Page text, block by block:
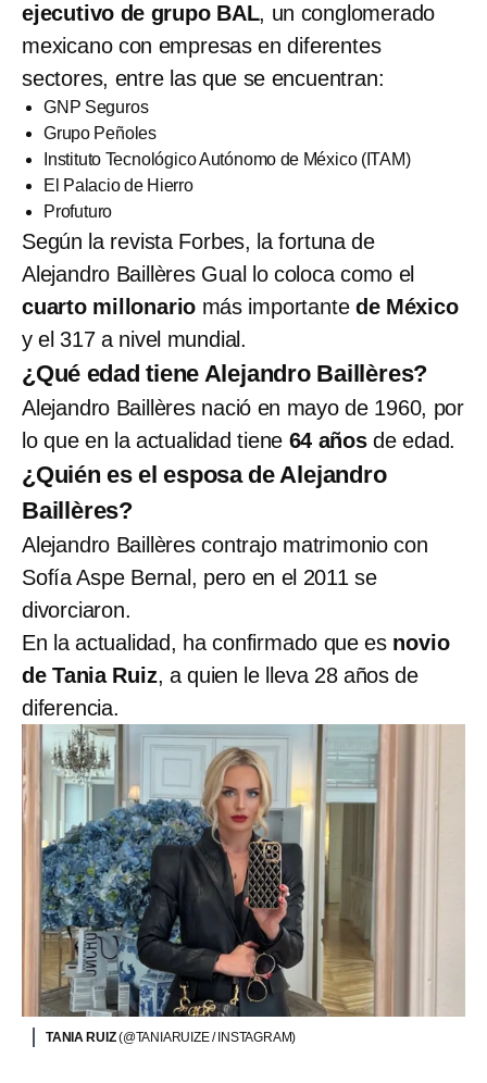
ejecutivo de grupo BAL, un conglomerado
mexicano con empresas en diferentes
sectores, entre las que se encuentran:
GNP Seguros
Grupo Peñoles
Instituto Tecnológico Autónomo de México (ITAM)
El Palacio de Hierro
Profuturo
Según la revista Forbes, la fortuna de
Alejandro Baillères Gual lo coloca como el
cuarto millonario más importante de México
y el 317 a nivel mundial.
¿Qué edad tiene Alejandro Baillères?
Alejandro Baillères nació en mayo de 1960, por
lo que en la actualidad tiene 64 añosde edad.
¿Quién es el esposa de Alejandro
Baillères?
Alejandro Baillères contrajo matrimonio con
Sofía Aspe Bernal, pero en el 2011 se
divorciaron.
En la actualidad, ha confirmado que es novio
de Tania Ruiz, a quien le lleva 28 años de
diferencia.
TANIA RUIZ(@TANIARUIZE / INSTAGRAM)